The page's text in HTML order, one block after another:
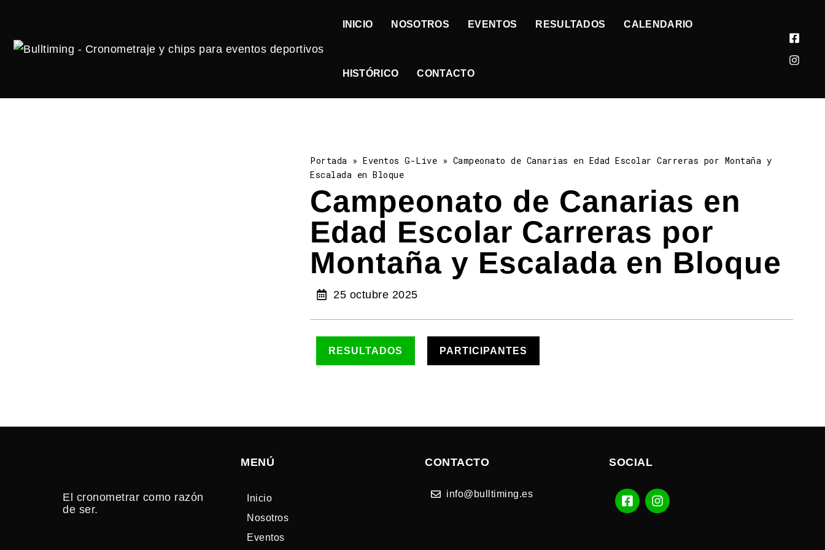
INICIO NOSOTROS EVENTOS RESULTADOS CALENDARIO
HISTÓRICO CONTACTO
Portada »Eventos G-Live » Campeonato de Canarias en Edad Escolar Carreras por Montaña y
Escalada en Bloque
Campeonato de Canarias en
Edad Escolar Carreras por
Montaña y Escalada en Bloque
25 octubre 2025
RESULTADOS PARTICIPANTES
El cronometrar como razón
de ser.
MENÚ
Inicio
Nosotros
Eventos
CONTACTO
info@bulltiming.es
SOCIAL